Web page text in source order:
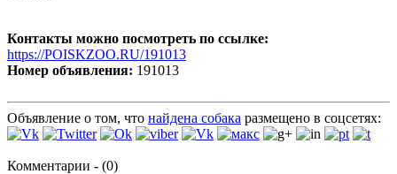
Контакты можно посмотреть по ссылке:
https://POISKZOO.RU/191013
Номер объявления: 191013
Объявление о том, что найдена собака размещено в соцсетях:
Комментарии - (0)